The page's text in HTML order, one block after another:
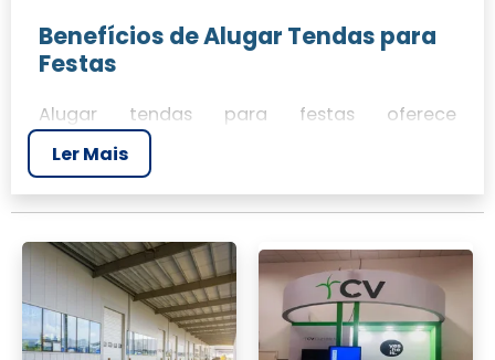
Benefícios de Alugar Tendas para
Festas
Alugar tendas para festas oferece
flexibilidade e proteção para seus
convidados. As tendas são perfeitas para
eventos ao ar livre, permitindo que você
evento, com garantia de qualidade e
segurança. A JR Tendas é sua parceira ideal
para locação de tendas para festas,
garantindo uma experiência memorável.
Ler Mais